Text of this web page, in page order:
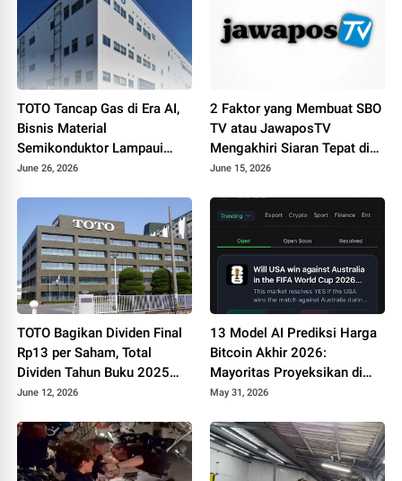
TOTO Tancap Gas di Era AI,
Bisnis Material
Semikonduktor Lampaui
Penjualan Produk Sanitasi
June 26, 2026
2 Faktor yang Membuat SBO
TV atau JawaposTV
Mengakhiri Siaran Tepat di
Hari Jadi ke-19
June 15, 2026
TOTO Bagikan Dividen Final
Rp13 per Saham, Total
Dividen Tahun Buku 2025
Capai Rp23 per Saham
June 12, 2026
13 Model AI Prediksi Harga
Bitcoin Akhir 2026:
Mayoritas Proyeksikan di
Kisaran 97.000 US Dolar
May 31, 2026